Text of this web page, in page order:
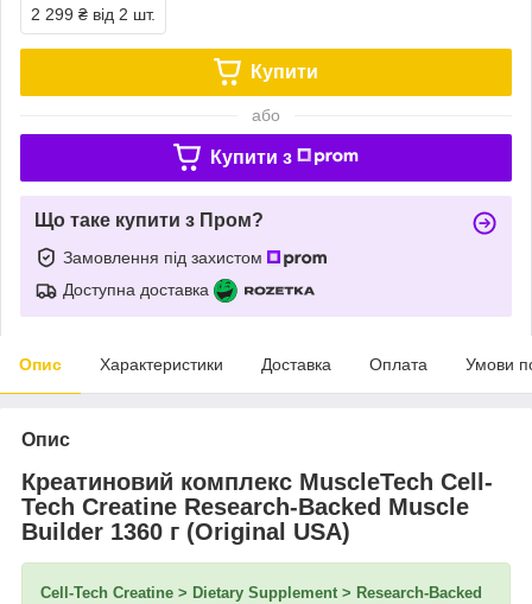
2 299 ₴ від 2 шт.
Купити
або
Купити з
Що таке купити з Пром?
Замовлення під захистом
Доступна доставка
Опис Характеристики Доставка Оплата Умови
Опис
Креатиновий комплекс MuscleTech Cell-
Tech Creatine Research-Backed Muscle
Builder 1360 г (Original USA)
Cell-Tech Creatine > Dietary Supplement > Research-Backed